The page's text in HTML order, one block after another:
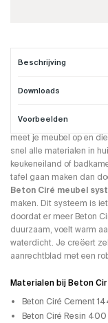
Beschrijving
Downloads
Voorbeelden
Beton Cire
DitBeton Ciré meubel
meet je meubel op en
snel alle materialen in
keukeneiland of
tafel gaan maken dan
Beton Ciré meubel
maken. Dit systeem is
doordat er meer Beton
duurzaam, voelt warm
waterdicht. Je creëert
aanrechtblad met een
Materialen bij Beton
Beton Ciré Cement
Beton Ciré Resin